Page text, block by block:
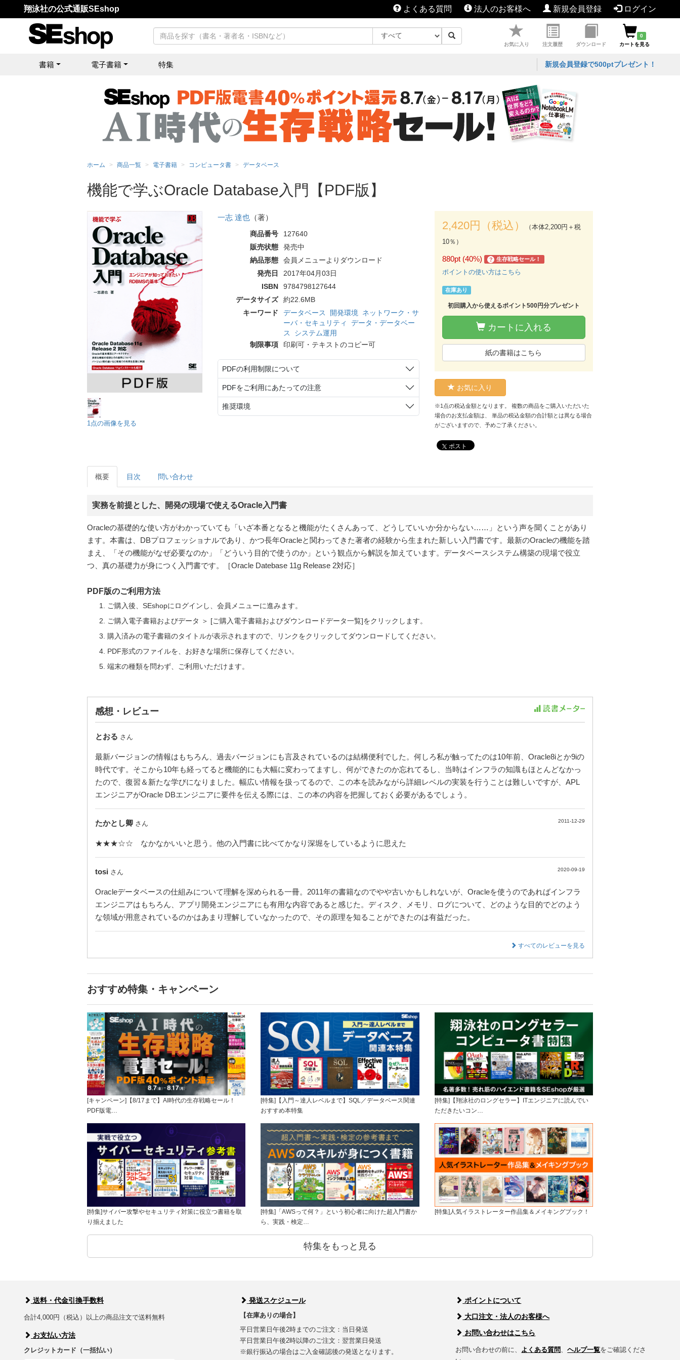
翔泳社の公式通販SEshop よくある質問 法人のお客様へ 新規会員登録 ログイン
お気に入り 注文履歴 ダウンロード
0
カートを見る
書籍 電子書籍 特集 新規会員登録で500ptプレゼント！
ホーム 商品一覧 電子書籍 コンピュータ書 データベース
機能で学ぶOracle Database入門【PDF版】
1点の画像を見る
一志 達也（著）
商品番号
127640
販売状態
発売中
納品形態
会員メニューよりダウンロード
発売日
2017年04月03日
ISBN
9784798127644
データサイズ
約22.6MB
キーワード
データベース 開発環境
ネットワーク・サ
ーバ・セキュリティ
データ・データベー
ス
システム運用
制限事項
印刷可・テキストのコピー可
PDFの利用制限について
PDFをご利用にあたっての注意
推奨環境
2,420円（税込）
（本体2,200円＋税
10％）
880pt (40%) ? 生存戦略セール！
ポイントの使い方はこちら
在庫あり
初回購入から使えるポイント500円分プレゼント
カートに入れる
紙の書籍はこちら
お気に入り
※1点の税込金額となります。 複数の商品をご購入いただいた
場合のお支払金額は、 単品の税込金額の合計額とは異なる場合
がございますので、予めご了承ください。
ポスト
概要 目次 問い合わせ
実務を前提とした、開発の現場で使えるOracle入門書
Oracleの基礎的な使い方がわかっていても「いざ本番となると機能がたくさんあって、どうしていいか分からない……」という声を聞くことがあり
ます。本書は、DBプロフェッショナルであり、かつ長年Oracleと関わってきた著者の経験から生まれた新しい入門書です。最新のOracleの機能を踏
まえ、「その機能がなぜ必要なのか」「どういう目的で使うのか」という観点から解説を加えています。データベースシステム構築の現場で役立
つ、真の基礎力が身につく入門書です。［Oracle Datebase 11g Release 2対応］
PDF版のご利用方法
ご購入後、SEshopにログインし、会員メニューに進みます。
ご購入電子書籍およびデータ ＞ [ご購入電子書籍およびダウンロードデータ一覧]をクリックします。
購入済みの電子書籍のタイトルが表示されますので、リンクをクリックしてダウンロードしてください。
PDF形式のファイルを、お好きな場所に保存してください。
端末の種類を問わず、ご利用いただけます。
感想・レビュー
とおる さん
最新バージョンの情報はもちろん、過去バージョンにも言及されているのは結構便利でした。何しろ私が触ってたのは10年前、Oracle8iとか9iの
時代です。そこから10年も経ってると機能的にも大幅に変わってますし、何ができたのか忘れてるし、当時はインフラの知識もほとんどなかっ
たので、復習＆新たな学びになりました。幅広い情報を扱ってるので、この本を読みながら詳細レベルの実装を行うことは難しいですが、APL
エンジニアがOracle DBエンジニアに要件を伝える際には、この本の内容を把握しておく必要があるでしょう。
たかとし卿 さん 2011-12-29
★★★☆☆ なかなかいいと思う。他の入門書に比べてかなり深堀をしているように思えた
tosi さん 2020-09-19
Oracleデータベースの仕組みについて理解を深められる一冊。2011年の書籍なのでやや古いかもしれないが、Oracleを使うのであればインフラ
エンジニアはもちろん、アプリ開発エンジニアにも有用な内容であると感じた。ディスク、メモリ、ログについて、どのような目的でどのよう
な領域が用意されているのかはあまり理解していなかったので、その原理を知ることができたのは有益だった。
すべてのレビューを見る
おすすめ特集・キャンペーン
[キャンペーン]【8/17まで】AI時代の生存戦略セール！
PDF版電…
[特集]【入門～達人レベルまで】SQL／データベース関連
おすすめ本特集
[特集]【翔泳社のロングセラー】ITエンジニアに読んでい
ただきたいコン…
[特集]サイバー攻撃やセキュリティ対策に役立つ書籍を取
り揃えました
[特集]「AWSって何？」という初心者に向けた超入門書か
ら、実践・検定…
[特集]人気イラストレーター作品集＆メイキングブック！
特集をもっと見る
送料・代金引換手数料
合計4,000円（税込）以上の商品注文で送料無料
お支払い方法
クレジットカード（一括払い）
発送スケジュール
【在庫ありの場合】
平日営業日午後2時までのご注文：当日発送
平日営業日午後2時以降のご注文：翌営業日発送
※銀行振込の場合はご入金確認後の発送となります。
ポイントについて
大口注文・法人のお客様へ
お問い合わせはこちら
お問い合わせの前に、 よくある質問 、ヘルプ一覧をご確認くださ